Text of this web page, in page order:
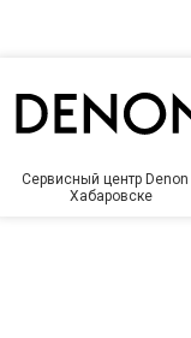
Сервисный центр Denon
Хабаровске